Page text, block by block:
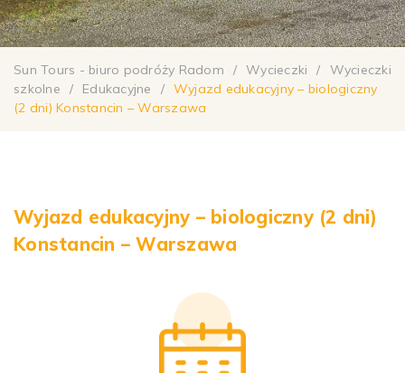
Sun Tours - biuro podróży Radom / Wycieczki /
Wycieczki
szkolne
/ Edukacyjne / Wyjazd edukacyjny – biologiczny
(2 dni) Konstancin – Warszawa
Wyjazd edukacyjny – biologiczny (2 dni)
Konstancin – Warszawa